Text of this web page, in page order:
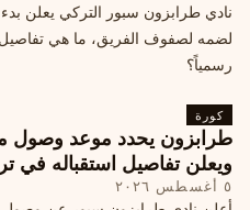
نادي طرابزون سبور التركي يعلن
لضمه لصفوف الفريق، ما هي تفاصيل
رسمياً؟
كورة
طرابزون يحدد موعد وصول
ويعلن تفاصيل استقباله في
٥ أغسطس ٢٠٢٦